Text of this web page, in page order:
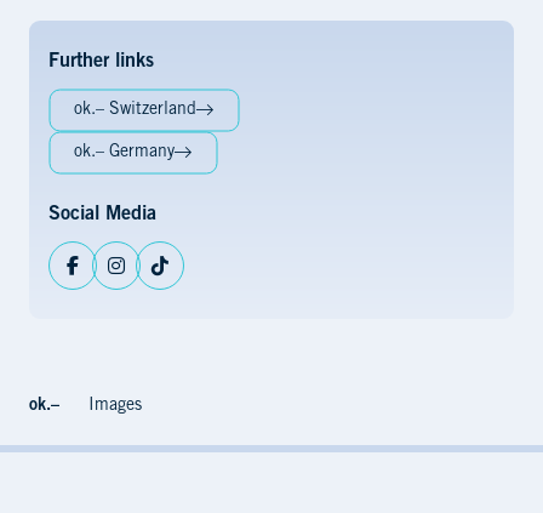
Further links
ok.– Switzerland
ok.– Germany
Social Media
FacebookInstagram
TikTok
ok.– Images